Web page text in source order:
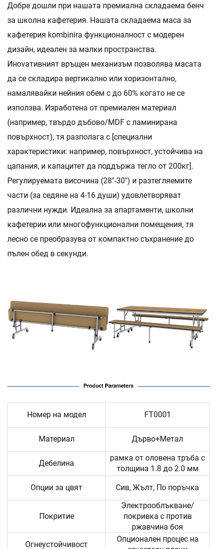
Добре дошли при нашата премиална складаема бенч
за школна кафетерия. Нашата складаема маса за
кафетерия kombinira функционалност с модерен
дизайн, идеален за малки пространства.
Инovативният връщен механизъм позволява масата
да се складира вертикално или хоризонтално,
намалявайки нейния обем с до 60% когато не се
използва. Изработена от премиален материал
(например, твърдо дъбово/МDF с ламинирана
повърхност), тя разполага с [специални
характеристики: например, повърхност, устойчива на
цапания, и капацитет да поддържа тегло от 200кг].
Регулируемата височина (28"-30") и разтегляемите
части (за седяне на 4-16 души) удовлетворяват
различни нужди. Идеална за апартаменти, школни
кафетерии или многофункционални помещения, тя
лесно се преобразува от компактно съхранение до
пълен обед в секунди.
Номер на модел FT0001
Материал Дърво+Метал
Дебелина
рамка от оловена тръба с
толщина 1.8 до 2.0 мм
Опции за цвят Сив, Жълт, По поръчка
Покритие
Электрооблъкване/
покривка с против
ржавчина боя
Огнеустойчивост
Опционален процес на